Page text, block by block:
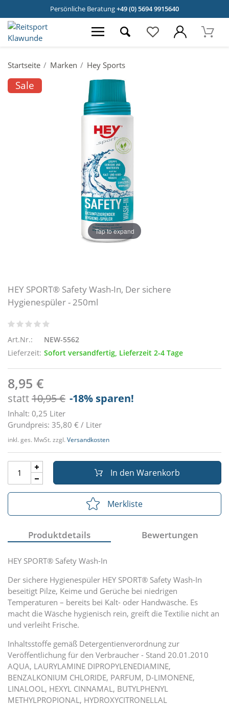
Persönliche Beratung+49 (0) 5694 9915640
Startseite Marken Hey Sports
Sale
Tap to expand
HEY SPORT® Safety Wash-In, Der sichere
Hygienespüler - 250ml
Art.Nr.:
NEW-5562
Lieferzeit: Sofort versandfertig, Lieferzeit 2-4 Tage
8,95 €
statt10,95 € -18% sparen!
Inhalt: 0,25 Liter
Grundpreis: 35,80 € / Liter
inkl. ges. MwSt. zzgl. Versandkosten
In den Warenkorb
Merkliste
Produktdetails Bewertungen
HEY SPORT® Safety Wash-In
Der sichere Hygienespüler HEY SPORT® Safety Wash-In
beseitigt Pilze, Keime und Gerüche bei niedrigen
Temperaturen – bereits bei Kalt- oder Handwäsche. Es
macht die Wäsche hygienisch rein, greift die Textilie nicht an
und verleiht Frische.
Inhaltsstoffe gemäß Detergentienverordnung zur
Veröffentlichung für den Verbraucher - Stand 20.01.2010
AQUA, LAURYLAMINE DIPROPYLENEDIAMINE,
BENZALKONIUM CHLORIDE, PARFUM, D-LIMONENE,
LINALOOL, HEXYL CINNAMAL, BUTYLPHENYL
METHYLPROPIONAL, HYDROXYCITRONELLAL